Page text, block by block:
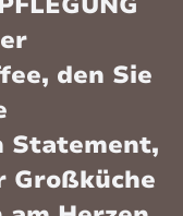
den Sie
Statement,
Großküche